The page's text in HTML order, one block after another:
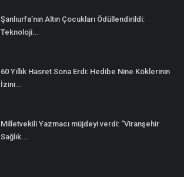
Şanlıurfa’nın Altın Çocukları Ödüllendirildi:
Teknoloji...
60 Yıllık Hasret Sona Erdi: Hedibe Nine Köklerinin
İzini...
Milletvekili Yazmacı müjdeyi verdi: “Viranşehir
Sağlık...